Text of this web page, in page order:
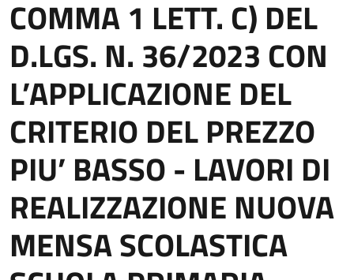
COMMA 1 LETT. C) DEL
D.LGS. N. 36/2023 CON
L’APPLICAZIONE DEL
CRITERIO DEL PREZZO
PIU’ BASSO - LAVORI DI
REALIZZAZIONE NUOVA
MENSA SCOLASTICA